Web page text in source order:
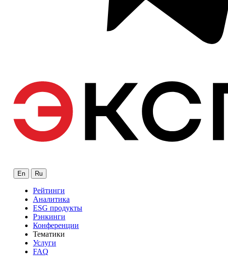
En Ru
Рейтинги
Аналитика
ESG продукты
Рэнкинги
Конференции
Тематики
Услуги
FAQ